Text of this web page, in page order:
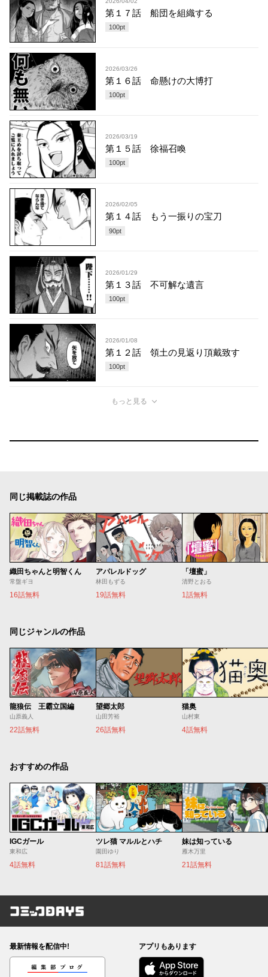
第１７話 船団を組織する
100pt
2026/03/26
第１６話 命懸けの大博打
100pt
2026/03/19
第１５話 徐福召喚
100pt
2026/02/05
第１４話 もう一振りの宝刀
90pt
2026/01/29
第１３話 不可解な遺言
100pt
2026/01/08
第１２話 領土の見返り頂戴致す
100pt
もっと見る
同じ掲載誌の作品
織田ちゃんと明智くん
常盤ギヨ
16話無料
アパレルドッグ
林田もずる
19話無料
「壇蜜」
清野とおる
1話無料
同じジャンルの作品
龍狼伝 王霸立国編
山原義人
22話無料
望郷太郎
山田芳裕
26話無料
猫奥
山村東
4話無料
おすすめの作品
IGCガール
東和広
4話無料
ツレ猫 マルルとハチ
園田ゆり
81話無料
妹は知っている
雁木万里
21話無料
コミックDAYS
最新情報を配信中!
編集部ブログ
アプリもあります